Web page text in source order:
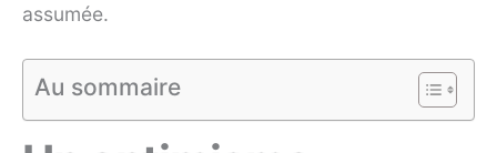
assumée.
Au sommaire